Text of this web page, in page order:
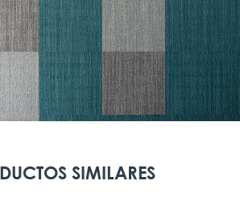
SIMILARES